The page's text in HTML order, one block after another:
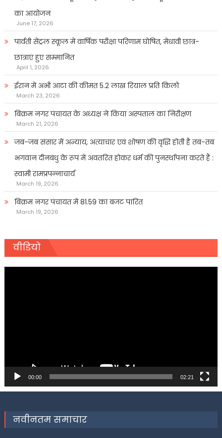
का आयोजन
June 17, 2026
पार्वती सेंट्रल स्कूल में वार्षिक परीक्षा परिणाम घोषित, मेधावी छात्र-
छात्राएं हुए सम्मानित
April 1, 2026
ईरान में अभी आटा की कीमत 5.2 लाख रियाल प्रति किलो
March 23, 2026
बिक्रम नगर पंचायत के अध्यक्ष ने किया अस्पताल का निरीक्षण
March 21, 2026
जब-जब संसार में अन्याय, अत्याचार एवं शोषण की वृद्धि होती है तब-तब
भगवान दीनबंधु के रूप में अवतरित होकर धर्म की पुनर्स्थापना करते हैं :
स्वामी रामप्रपन्नाचार्य
March 19, 2026
बिक्रम नगर पंचायत में 81.59 का बजट पारित
March 19, 2026
वीडियो
00:00 02:21
नवीनतम समाचार